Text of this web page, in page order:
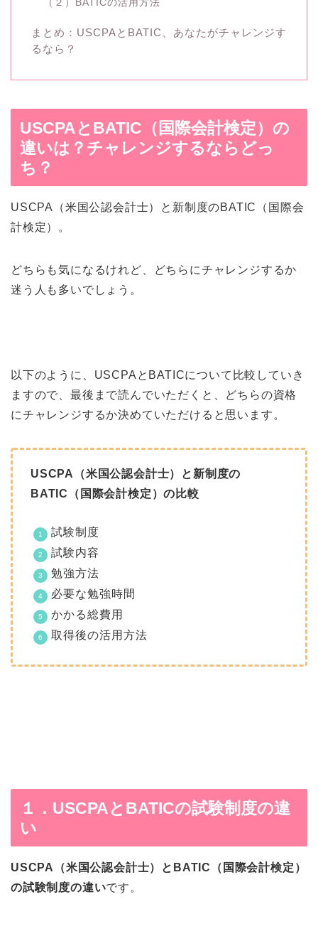
（２）BATICの活用方法
まとめ：USCPAとBATIC、あなたがチャレンジす
るなら？
USCPAとBATIC（国際会計検定）の
違いは？チャレンジするならどっ
ち？
USCPA（米国公認会計士）と新制度のBATIC（国際会
計検定）。
どちらも気になるけれど、どちらにチャレンジするか
迷う人も多いでしょう。
以下のように、USCPAとBATICについて比較していき
ますので、最後まで読んでいただくと、どちらの資格
にチャレンジするか決めていただけると思います。
USCPA（米国公認会計士）と新制度の
BATIC（国際会計検定）の比較
試験制度
試験内容
勉強方法
必要な勉強時間
かかる総費用
取得後の活用方法
１．USCPAとBATICの試験制度の違
い
USCPA（米国公認会計士）とBATIC（国際会計検定）
の試験制度の違いです。